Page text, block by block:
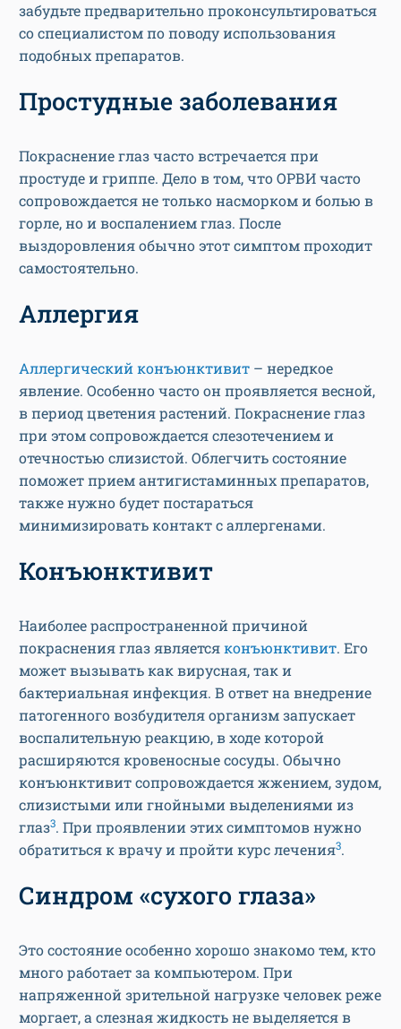
забудьте предварительно проконсультироваться
со специалистом по поводу использования
подобных препаратов.
Простудные заболевания
Покраснение глаз часто встречается при
простуде и гриппе. Дело в том, что ОРВИ часто
сопровождается не только насморком и болью в
горле, но и воспалением глаз. После
выздоровления обычно этот симптом проходит
самостоятельно.
Аллергия
Аллергический конъюнктивит – нередкое
явление. Особенно часто он проявляется весной,
в период цветения растений. Покраснение глаз
при этом сопровождается слезотечением и
отечностью слизистой. Облегчить состояние
поможет прием антигистаминных препаратов,
также нужно будет постараться
минимизировать контакт с аллергенами.
Конъюнктивит
Наиболее распространенной причиной
покраснения глаз являетсяконъюнктивит. Его
может вызывать как вирусная, так и
бактериальная инфекция. В ответ на внедрение
патогенного возбудителя организм запускает
воспалительную реакцию, в ходе которой
расширяются кровеносные сосуды. Обычно
конъюнктивит сопровождается жжением, зудом,
слизистыми или гнойными выделениями из
глаз3. При проявлении этих симптомов нужно
обратиться к врачу и пройти курс лечения3.
Синдром «сухого глаза»
Это состояние особенно хорошо знакомо тем, кто
много работает за компьютером. При
напряженной зрительной нагрузке человек реже
моргает, а слезная жидкость не выделяется в